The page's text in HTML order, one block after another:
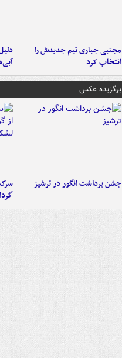
مجتبی جباری تیم جدیدش را
انتخاب کرد
برگزیده عکس
جشن برداشت انگور در ترشیز